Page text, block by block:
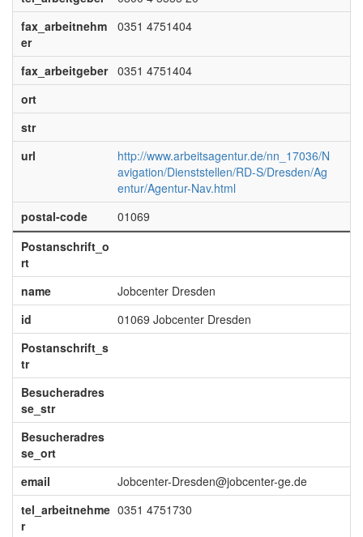
fax_arbeitnehm
er
0351 4751404
fax_arbeitgeber
0351 4751404
ort
str
url
http://www.arbeitsagentur.de/nn_17036/N
avigation/Dienststellen/RD-S/Dresden/Ag
entur/Agentur-Nav.html
postal-code
01069
Postanschrift_o
rt
name
Jobcenter Dresden
id
01069 Jobcenter Dresden
Postanschrift_s
tr
Besucheradres
se_str
Besucheradres
se_ort
email
Jobcenter-Dresden@jobcenter-ge.de
tel_arbeitnehme
r
0351 4751730